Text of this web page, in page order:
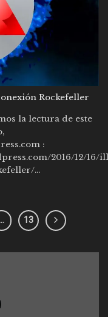
Rockefeller
la lectura de este
:
2016/12/16/
...
13